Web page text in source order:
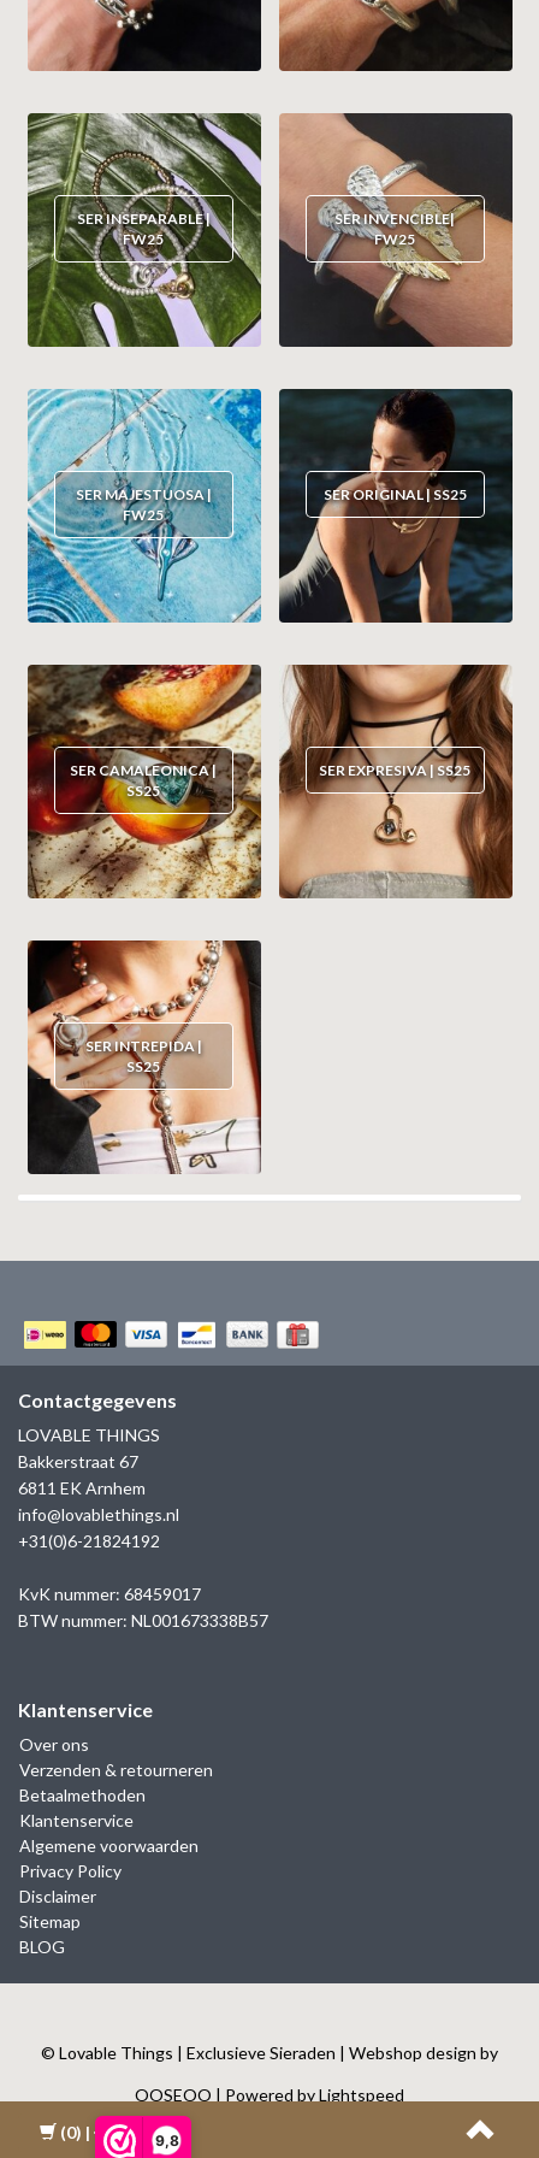
9,8
ZAG BIJOUX
LILLY
KAPTEN & SON
SER INSEPARABLE |
FW25
SER INVENCIBLE|
FW25
SER MAJESTUOSA |
FW25
SER ORIGINAL | SS25
SER CAMALEONICA |
SS25
SER EXPRESIVA | SS25
SER INTREPIDA |
SS25
Contactgegevens
LOVABLE THINGS
Bakkerstraat 67
6811 EK Arnhem
info@lovablethings.nl
+31(0)6-21824192
KvK nummer: 68459017
BTW nummer: NL001673338B57
Klantenservice
Over ons
Verzenden & retourneren
Betaalmethoden
Klantenservice
Algemene voorwaarden
Privacy Policy
Disclaimer
Sitemap
BLOG
© Lovable Things | Exclusieve Sieraden | Webshop design by
OOSEOO | Powered byLightspeed
(0) | €0,00